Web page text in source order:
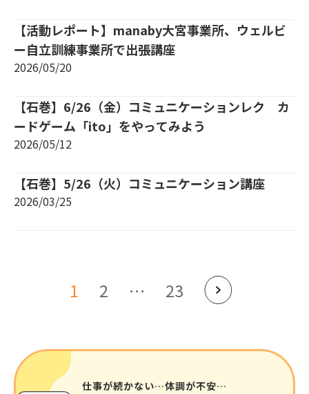
【活動レポート】manaby大宮事業所、ウェルビ
ー自立訓練事業所で出張講座
2026/05/20
【石巻】6/26（金）コミュニケーションレク カ
ードゲーム「ito」をやってみよう
2026/05/12
【石巻】5/26（火）コミュニケーション講座
2026/03/25
1 2 … 23
仕事が続かない…体調が不安…